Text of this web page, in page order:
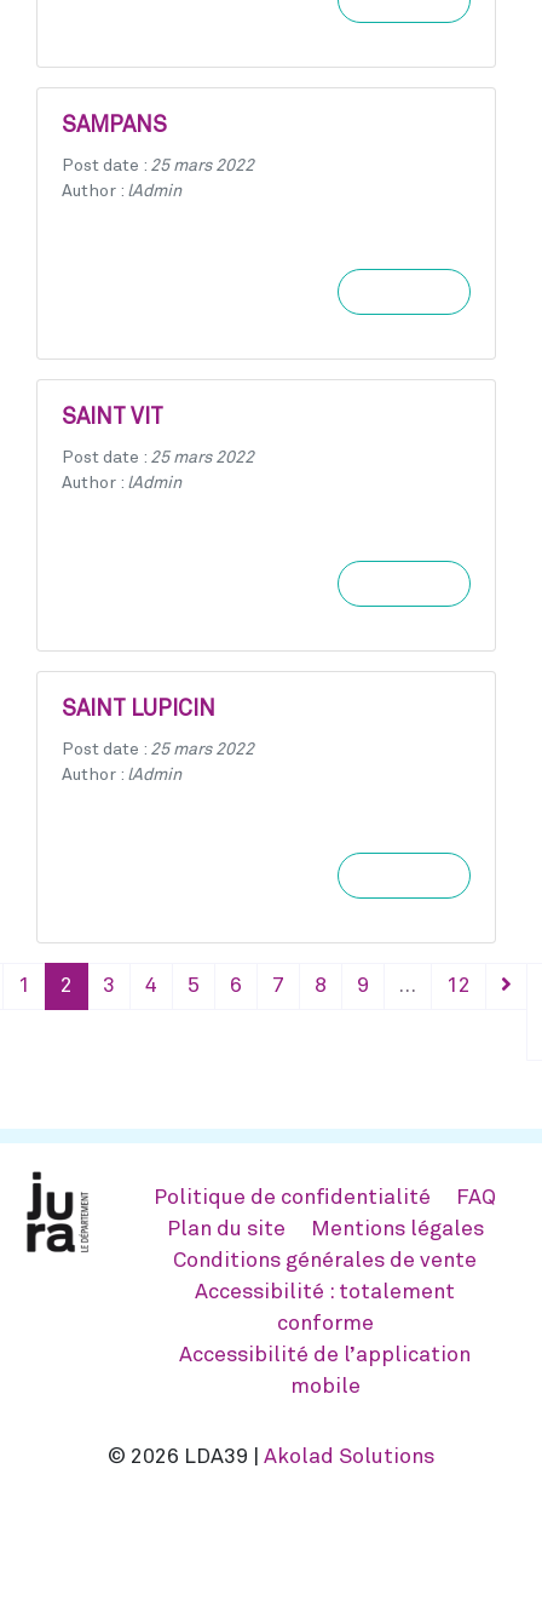
SAMPANS
Post date : 25 mars 2022
Author : lAdmin
SAINT VIT
Post date : 25 mars 2022
Author : lAdmin
SAINT LUPICIN
Post date : 25 mars 2022
Author : lAdmin
1 2 3 4 5 6 7 8 9 … 12
Politique de confidentialité
FAQ
Plan du site
Mentions légales
Conditions générales de vente
Accessibilité : totalement
conforme
Accessibilité de l’application
mobile
© 2026 LDA39 | Akolad Solutions